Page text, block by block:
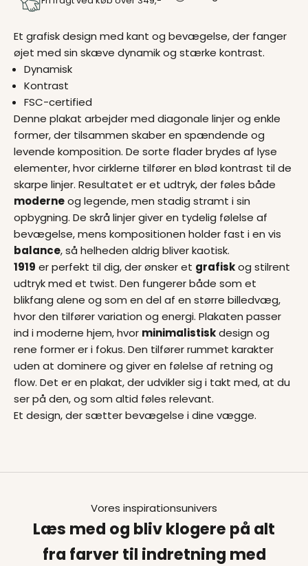
Et grafisk design med kant og bevægelse, der fanger
øjet med sin skæve dynamik og stærke kontrast.
Dynamisk
Kontrast
FSC-certified
Denne plakat arbejder med diagonale linjer og enkle
former, der tilsammen skaber en spændende og
levende komposition. De sorte flader brydes af lyse
elementer, hvor cirklerne tilfører en blød kontrast til de
skarpe linjer. Resultatet er et udtryk, der føles både
moderneog legende, men stadig stramt i sin
opbygning. De skrå linjer giver en tydelig følelse af
bevægelse, mens kompositionen holder fast i en vis
balance, så helheden aldrig bliver kaotisk.
1919 er perfekt til dig, der ønsker et grafiskog stilrent
udtryk med et twist. Den fungerer både som et
blikfang alene og som en del af en større billedvæg,
hvor den tilfører variation og energi. Plakaten passer
ind i moderne hjem, hvor minimalistiskdesign og
rene former er i fokus. Den tilfører rummet karakter
uden at dominere og giver en følelse af retning og
flow. Det er en plakat, der udvikler sig i takt med, at du
ser på den, og som altid føles relevant.
Et design, der sætter bevægelse i dine vægge.
Vores inspirationsunivers
Læs med og bliv klogere på alt
fra farver til indretning med